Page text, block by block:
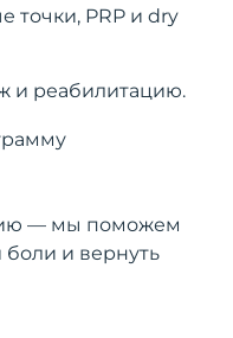
точки, PRP и dry
и реабилитацию.
— мы поможем
боли и вернуть